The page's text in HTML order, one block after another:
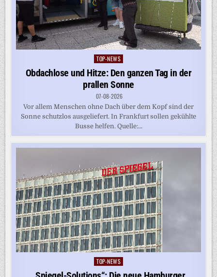
Posted
in
TOP-NEWS
Obdachlose und Hitze: Den ganzen Tag in der
prallen Sonne
07-08-2026
Vor allem Menschen ohne Dach über dem Kopf sind der
Sonne schutzlos ausgeliefert. In Frankfurt sollen gekühlte
Busse helfen. Quelle:...
Posted
TOP-NEWS